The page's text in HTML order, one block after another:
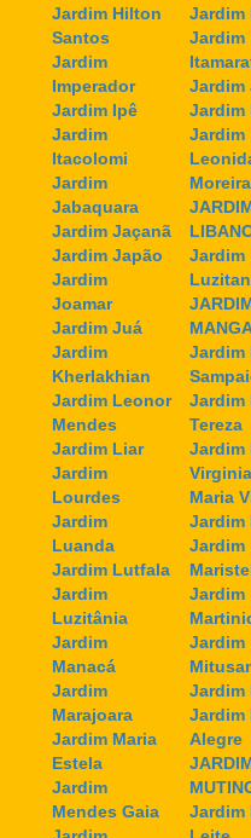
Jardim Hilton
Santos
Jardim
Imperador
Jardim Ipê
Jardim
Itacolomi
Jardim
Jabaquara
Jardim Jaçanã
Jardim Japão
Jardim
Joamar
Jardim Juá
Jardim
Kherlakhian
Jardim Leonor
Mendes
Jardim Liar
Jardim
Lourdes
Jardim
Luanda
Jardim Lutfala
Jardim
Luzitânia
Jardim
Manacá
Jardim
Marajoara
Jardim Maria
Estela
Jardim
Mendes Gaia
Jardim
Jardim
Jardim
Jardim
Jardim
Moreira
Jardim
Jardim
Jardim
Tereza
Jardim
Maria
Jardim
Jardim
Jardim
Jardim
Jardim
Jardim
Alegre
Jardim